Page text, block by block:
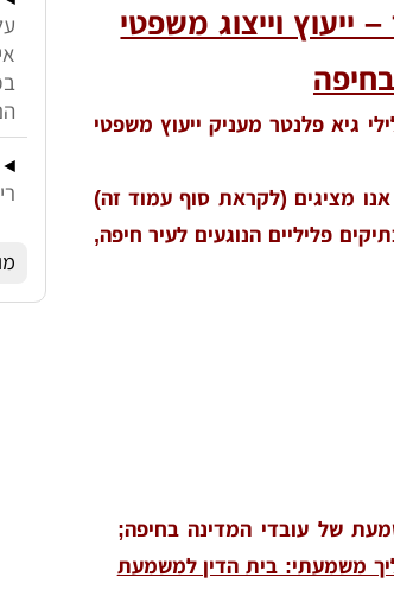
ייעוץ וייצוג משפטי
גיא פלנטר מעניק ייעוץ משפטי
מציגים (לקראת סוף עמוד זה)
פליליים הנוגעים לעיר חיפה,
של עובדי המדינה בחיפה;
משמעתי: בית הדין למשמעת